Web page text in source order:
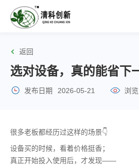
返回
选对设备，真的能省下
发布日期 2026-05-21 浏
很多老板都经历过这样的场景👇
设备买的时候，看着价格挺香；
真正开始投入使用后，才发现——